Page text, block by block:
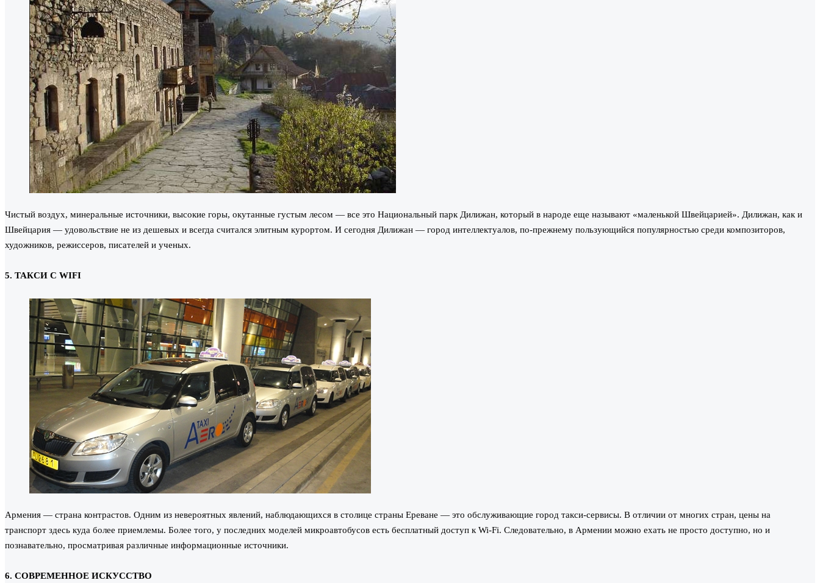
Чистый воздух, минеральные источники, высокие горы, окутанные густым лесом — все это Национальный парк Дилижан, который в народе еще называют «маленькой Швейцарией». Дилижан, как и
Швейцария — удовольствие не из дешевых и всегда считался элитным курортом. И сегодня Дилижан — город интеллектуалов, по-прежнему пользующийся популярностью среди композиторов,
художников, режиссеров, писателей и ученых.
5. ТАКСИ С WIFI
Армения — страна контрастов. Одним из невероятных явлений, наблюдающихся в столице страны Ереване — это обслуживающие город такси-сервисы. В отличии от многих стран, цены на
транспорт здесь куда более приемлемы. Более того, у последних моделей микроавтобусов есть бесплатный доступ к Wi-Fi. Следовательно, в Армении можно ехать не просто доступно, но и
познавательно, просматривая различные информационные источники.
6. СОВРЕМЕННОЕ ИСКУССТВО